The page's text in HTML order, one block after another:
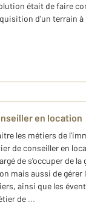
était de faire
d'un terrain
en location
les métiers de
de conseiller en
de s'occuper de
mais aussi de gérer
ainsi que les
de ...